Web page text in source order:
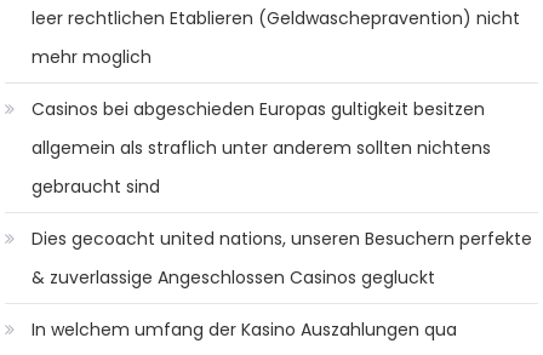
leer rechtlichen Etablieren (Geldwaschepravention) nicht
mehr moglich
Casinos bei abgeschieden Europas gultigkeit besitzen
allgemein als straflich unter anderem sollten nichtens
gebraucht sind
Dies gecoacht united nations, unseren Besuchern perfekte
& zuverlassige Angeschlossen Casinos gegluckt
In welchem umfang der Kasino Auszahlungen qua